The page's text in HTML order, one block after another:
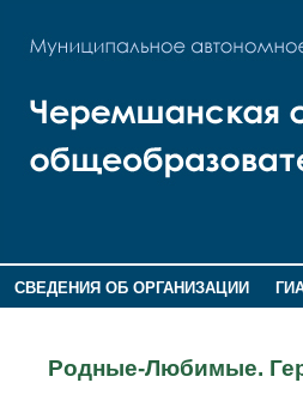
СВЕДЕНИЯ ОБ ОРГАНИЗАЦИИ
Родные-Любимые.